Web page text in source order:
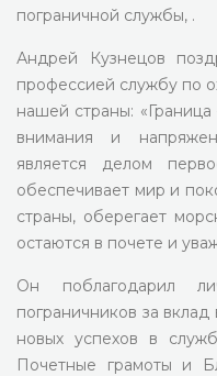
пограничной службы, .
Андрей Кузнецов
профессией службу по
нашей страны:
внимания и
является делом
обеспечивает мир и
страны, оберегает
остаются в почете и
Он поблагодарил
пограничников за
новых успехов в
Почетные грамоты и